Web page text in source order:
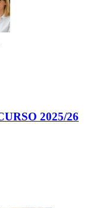
2025/26